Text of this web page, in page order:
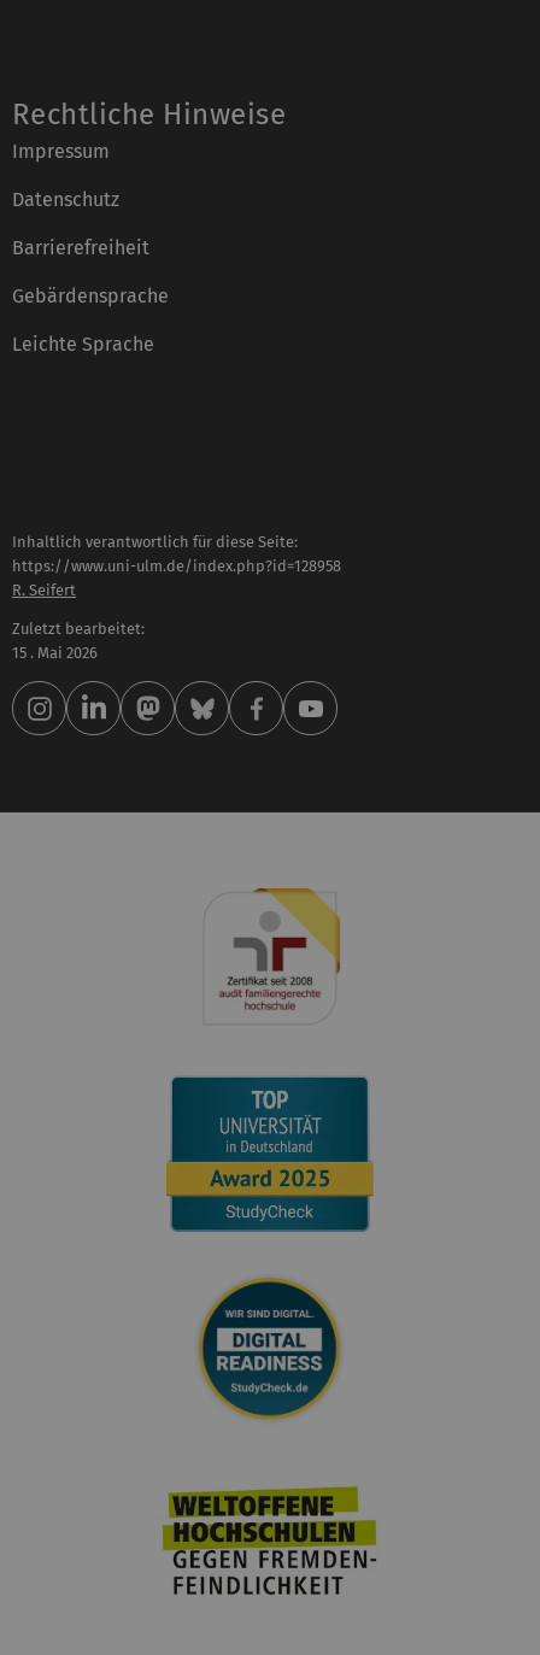
Rechtliche Hinweise
Impressum
Datenschutz
Barrierefreiheit
Gebärdensprache
Leichte Sprache
Inhaltlich verantwortlich für diese Seite:
https://www.uni-ulm.de/index.php?id=128958
R. Seifert
Zuletzt bearbeitet:
15 . Mai 2026